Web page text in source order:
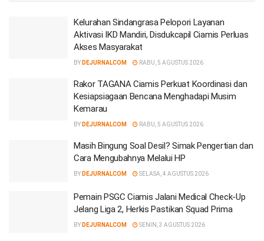
Kelurahan Sindangrasa Pelopori Layanan
Aktivasi IKD Mandiri, Disdukcapil Ciamis Perluas
Akses Masyarakat
BY DEJURNALCOM RABU, 5 AGUSTUS 2026
Rakor TAGANA Ciamis Perkuat Koordinasi dan
Kesiapsiagaan Bencana Menghadapi Musim
Kemarau
BY DEJURNALCOM RABU, 5 AGUSTUS 2026
Masih Bingung Soal Desil? Simak Pengertian dan
Cara Mengubahnya Melalui HP
BY DEJURNALCOM SELASA, 4 AGUSTUS 2026
Pemain PSGC Ciamis Jalani Medical Check-Up
Jelang Liga 2, Herkis Pastikan Squad Prima
BY DEJURNALCOM SENIN, 3 AGUSTUS 2026